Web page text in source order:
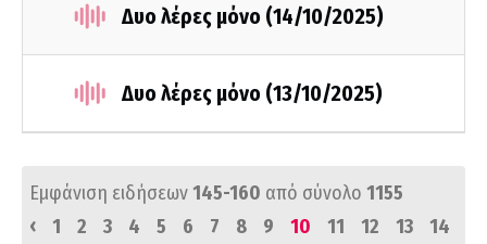
Δυο λέρες μόνο (14/10/2025)
Δυο λέρες μόνο (13/10/2025)
Εμφάνιση ειδήσεων145-160 από σύνολο 1155
‹
1 2 3 4 5 6 7 8 9 10 11 12 13
14